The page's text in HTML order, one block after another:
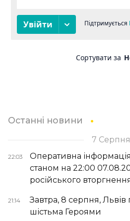
Останні новини
7 Серпня
22:03
Оперативна
станом на 22:00
російського
21:14
Завтра, 8 серпня,
шістьма Героями